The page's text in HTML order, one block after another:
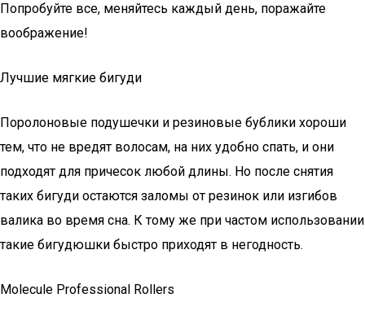
Попробуйте все, меняйтесь каждый день, поражайте
воображение!
Лучшие мягкие бигуди
Поролоновые подушечки и резиновые бублики хороши
тем, что не вредят волосам, на них удобно спать, и они
подходят для причесок любой длины. Но после снятия
таких бигуди остаются заломы от резинок или изгибов
валика во время сна. К тому же при частом использовании
такие бигудюшки быстро приходят в негодность.
Molecule Professional Rollers